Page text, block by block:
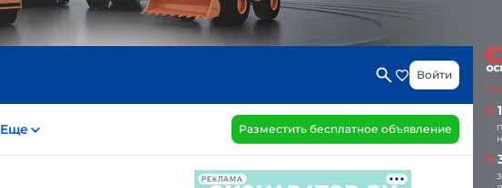
Войти
Еще Разместить бесплатное объявление
РЕКЛАМА